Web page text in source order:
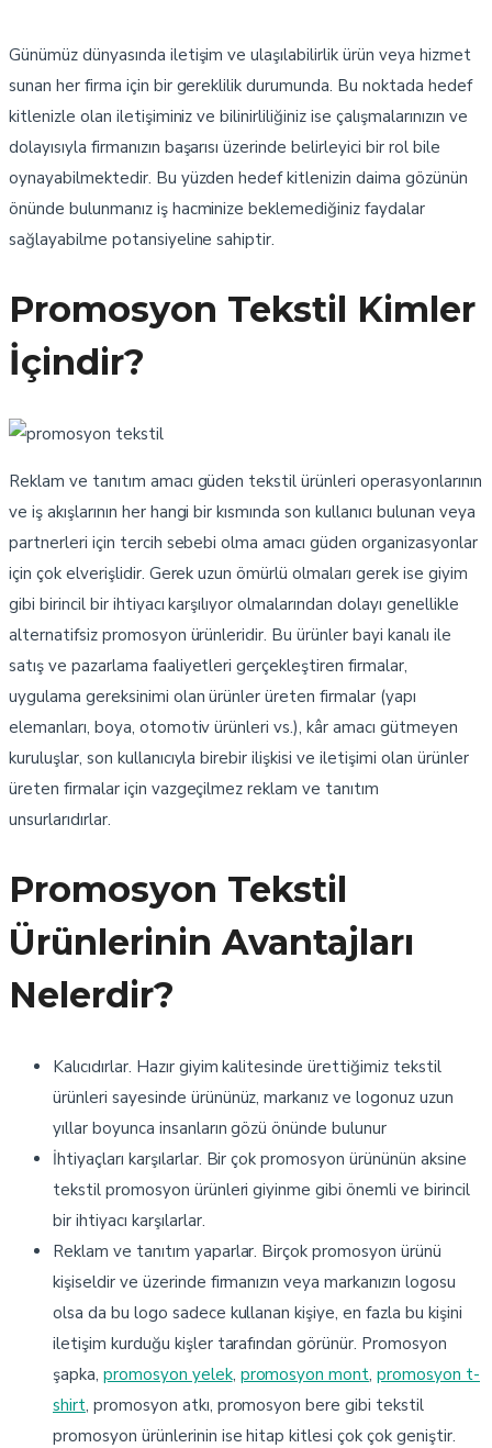
Günümüz dünyasında iletişim ve ulaşılabilirlik ürün veya hizmet
sunan her firma için bir gereklilik durumunda. Bu noktada hedef
kitlenizle olan iletişiminiz ve bilinirliliğiniz ise çalışmalarınızın ve
dolayısıyla firmanızın başarısı üzerinde belirleyici bir rol bile
oynayabilmektedir. Bu yüzden hedef kitlenizin daima gözünün
önünde bulunmanız iş hacminize beklemediğiniz faydalar
sağlayabilme potansiyeline sahiptir.
Promosyon Tekstil Kimler
İçindir?
Reklam ve tanıtım amacı güden tekstil ürünleri operasyonlarının
ve iş akışlarının her hangi bir kısmında son kullanıcı bulunan veya
partnerleri için tercih sebebi olma amacı güden organizasyonlar
için çok elverişlidir. Gerek uzun ömürlü olmaları gerek ise giyim
gibi birincil bir ihtiyacı karşılıyor olmalarından dolayı genellikle
alternatifsiz promosyon ürünleridir. Bu ürünler bayi kanalı ile
satış ve pazarlama faaliyetleri gerçekleştiren firmalar,
uygulama gereksinimi olan ürünler üreten firmalar (yapı
elemanları, boya, otomotiv ürünleri vs.), kâr amacı gütmeyen
kuruluşlar, son kullanıcıyla birebir ilişkisi ve iletişimi olan ürünler
üreten firmalar için vazgeçilmez reklam ve tanıtım
unsurlarıdırlar.
Promosyon Tekstil
Ürünlerinin Avantajları
Nelerdir?
Kalıcıdırlar. Hazır giyim kalitesinde ürettiğimiz tekstil
ürünleri sayesinde ürününüz, markanız ve logonuz uzun
yıllar boyunca insanların gözü önünde bulunur
İhtiyaçları karşılarlar. Bir çok promosyon ürününün aksine
tekstil promosyon ürünleri giyinme gibi önemli ve birincil
bir ihtiyacı karşılarlar.
Reklam ve tanıtım yaparlar. Birçok promosyon ürünü
kişiseldir ve üzerinde firmanızın veya markanızın logosu
olsa da bu logo sadece kullanan kişiye, en fazla bu kişini
iletişim kurduğu kişler tarafından görünür. Promosyon
şapka, promosyon yelek, promosyon mont,promosyon t-
shirt, promosyon atkı, promosyon bere gibi tekstil
promosyon ürünlerinin ise hitap kitlesi çok çok geniştir.